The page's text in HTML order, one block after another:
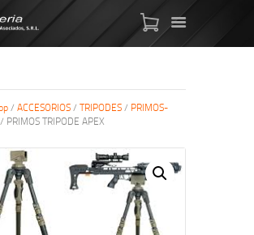
DE AIRE
TACTICAL
/ ACCESORIOS/ TRIPODES/ PRIMOS-
/ PRIMOS TRIPODE APEX